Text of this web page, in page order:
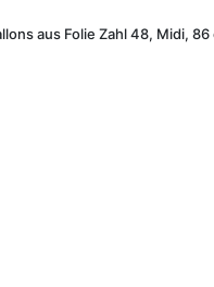
aus Folie Zahl 48, Midi, 86